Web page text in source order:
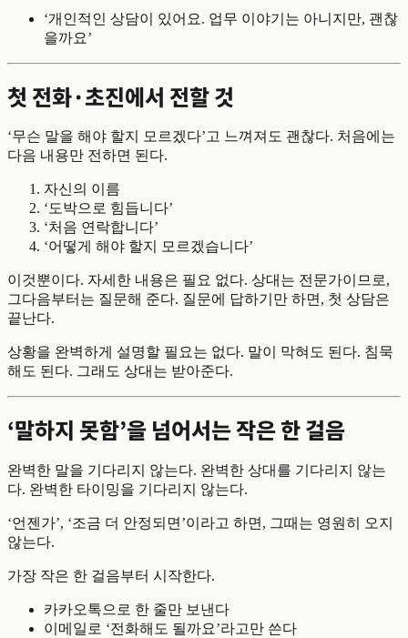
‘개인적인 상담이 있어요. 업무 이야기는 아니지만, 괜찮
을까요’
첫 전화·초진에서 전할 것
‘무슨 말을 해야 할지 모르겠다’고 느껴져도 괜찮다. 처음에는
다음 내용만 전하면 된다.
자신의 이름
‘도박으로 힘듭니다’
‘처음 연락합니다’
‘어떻게 해야 할지 모르겠습니다’
이것뿐이다. 자세한 내용은 필요 없다. 상대는 전문가이므로,
그다음부터는 질문해 준다. 질문에 답하기만 하면, 첫 상담은
끝난다.
상황을 완벽하게 설명할 필요는 없다. 말이 막혀도 된다. 침묵
해도 된다. 그래도 상대는 받아준다.
‘말하지 못함’을 넘어서는 작은 한 걸음
완벽한 말을 기다리지 않는다. 완벽한 상대를 기다리지 않는
다. 완벽한 타이밍을 기다리지 않는다.
‘언젠가’, ‘조금 더 안정되면’이라고 하면, 그때는 영원히 오지
않는다.
가장 작은 한 걸음부터 시작한다.
카카오톡으로 한 줄만 보낸다
이메일로 ‘전화해도 될까요’라고만 쓴다